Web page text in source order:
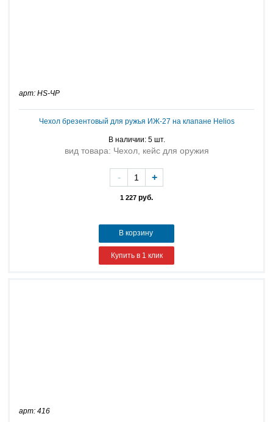
арт: HS-ЧР
Чехол брезентовый для ружья ИЖ-27 на клапане Helios
В наличии: 5 шт.
вид товара: Чехол, кейс для оружия
1 227 руб.
- +
В корзину
Купить в 1 клик
арт: 416